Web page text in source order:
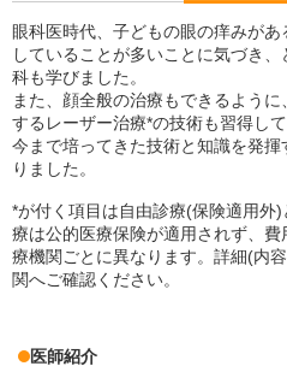
眼科医時代、子どもの眼の痒みが
していることが多いことに気づき
科も学びました。
また、顔全般の治療もできるよう
するレーザー治療*の技術も習得して
今まで培ってきた技術と知識を発
りました。
*が付く項目は自由診療(保険適用外
療は公的医療保険が適用されず、
療機関ごとに異なります。詳細(内
関へご確認ください。
医師紹介